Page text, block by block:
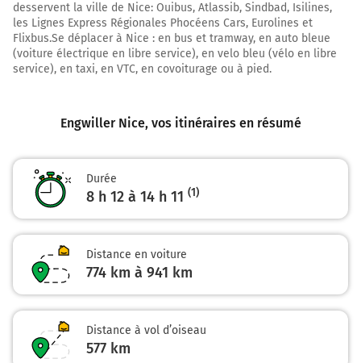
A355
A355
Payer 5,40 € (Péage Ittenheim)
A35
Sortir et rejoindre A35 E25. Continuer sur 1,2 kilomètre
AÉROPORT
BASEL
BÂLE
A36
146 km
desservent la ville de Nice: Ouibus, Atlassib, Sindbad, Isilines,
les Lignes Express Régionales Phocéens Cars, Eurolines et
Flixbus.Se déplacer à Nice : en bus et tramway, en auto bleue
(voiture électrique en libre service), en velo bleu (vélo en libre
service), en taxi, en VTC, en covoiturage ou à pied.
Engwiller Nice, vos itinéraires en résumé
Durée
8 h 12 à 14 h 11 (1)
Distance en voiture
774 km à 941 km
Distance à vol d’oiseau
577 km